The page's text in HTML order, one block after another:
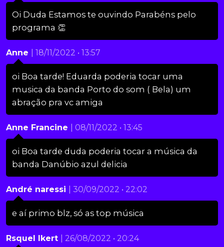
Oi Duda Estamos te ouvindo Parabéns pelo
programa 👏
Anne | 18/11/2022 • 13:57
oi Boa tarde! Eduarda poderia tocar uma
musica da banda Porto do som ( Bela) um
abração pra vc amiga
Anne Francine | 08/11/2022 • 13:45
oi Boa tarde duda poderia tocar a música da
banda Danúbio azul delicia
André naressi | 30/09/2022 • 22:02
e aí primo blz, só as top música
Rsquel Ikert | 26/08/2022 • 20:24